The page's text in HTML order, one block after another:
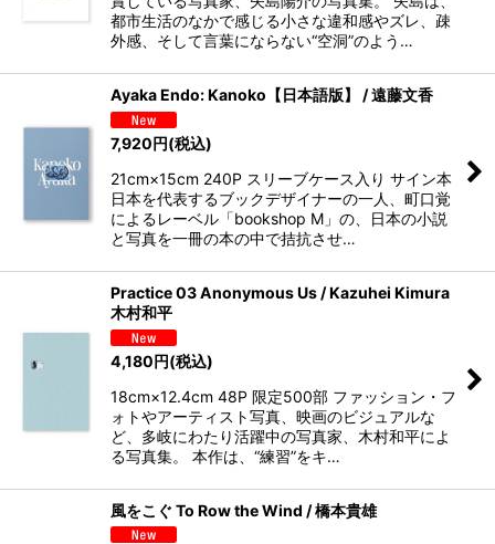
都市生活のなかで感じる小さな違和感やズレ、疎
外感、そして言葉にならない“空洞”のよう…
Ayaka Endo: Kanoko【日本語版】 / 遠藤文香
7,920円(税込)
21cm×15cm 240P スリーブケース入り サイン本
日本を代表するブックデザイナーの一人、町口覚
によるレーベル「bookshop M」の、日本の小説
と写真を一冊の本の中で拮抗させ…
Practice 03 Anonymous Us / Kazuhei Kimura
木村和平
4,180円(税込)
18cm×12.4cm 48P 限定500部 ファッション・フ
ォトやアーティスト写真、映画のビジュアルな
ど、多岐にわたり活躍中の写真家、木村和平によ
る写真集。 本作は、“練習”をキ…
風をこぐ To Row the Wind / 橋本貴雄